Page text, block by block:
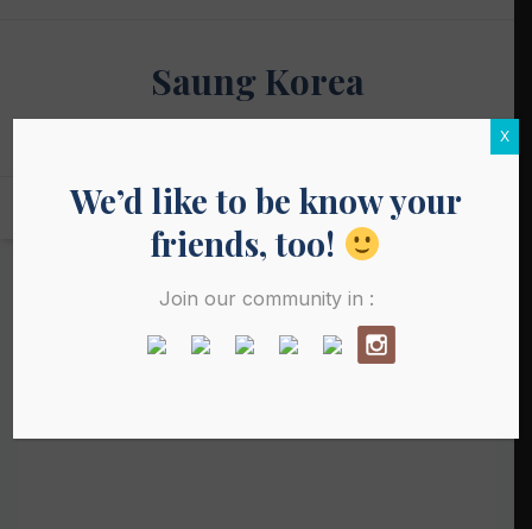
Saung Korea
We’d like to be know your
friends, too!
Join our community in :
X